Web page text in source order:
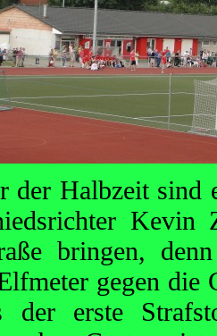
der Halbzeit sind
Kevin
bringen,
gegen die
der erste